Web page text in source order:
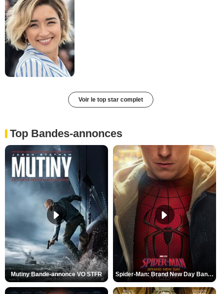
Voir le top star complet
Top Bandes-annonces
Mutiny Bande-annonce VO STFR Spider-Man: Brand New Day Bande-annonce VO STFR